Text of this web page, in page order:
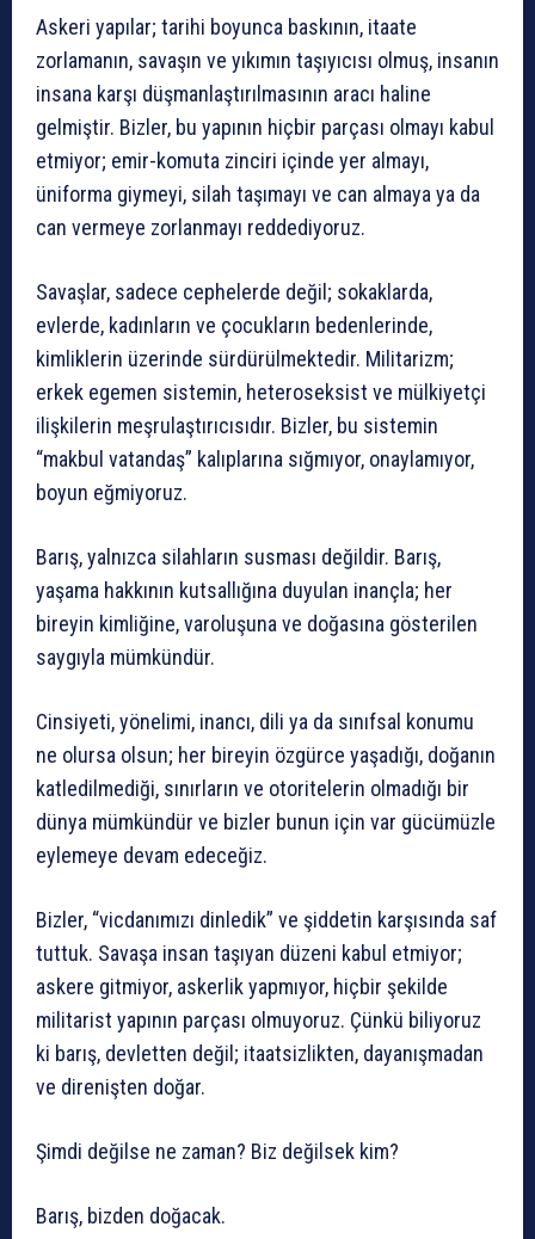
Askeri yapılar; tarihi boyunca baskının, itaate
zorlamanın, savaşın ve yıkımın taşıyıcısı olmuş, insanın
insana karşı düşmanlaştırılmasının aracı haline
gelmiştir. Bizler, bu yapının hiçbir parçası olmayı kabul
etmiyor; emir-komuta zinciri içinde yer almayı,
üniforma giymeyi, silah taşımayı ve can almaya ya da
can vermeye zorlanmayı reddediyoruz.
Savaşlar, sadece cephelerde değil; sokaklarda,
evlerde, kadınların ve çocukların bedenlerinde,
kimliklerin üzerinde sürdürülmektedir. Militarizm;
erkek egemen sistemin, heteroseksist ve mülkiyetçi
ilişkilerin meşrulaştırıcısıdır. Bizler, bu sistemin
“makbul vatandaş” kalıplarına sığmıyor, onaylamıyor,
boyun eğmiyoruz.
Barış, yalnızca silahların susması değildir. Barış,
yaşama hakkının kutsallığına duyulan inançla; her
bireyin kimliğine, varoluşuna ve doğasına gösterilen
saygıyla mümkündür.
Cinsiyeti, yönelimi, inancı, dili ya da sınıfsal konumu
ne olursa olsun; her bireyin özgürce yaşadığı, doğanın
katledilmediği, sınırların ve otoritelerin olmadığı bir
dünya mümkündür ve bizler bunun için var gücümüzle
eylemeye devam edeceğiz.
Bizler, “vicdanımızı dinledik” ve şiddetin karşısında saf
tuttuk. Savaşa insan taşıyan düzeni kabul etmiyor;
askere gitmiyor, askerlik yapmıyor, hiçbir şekilde
militarist yapının parçası olmuyoruz. Çünkü biliyoruz
ki barış, devletten değil; itaatsizlikten, dayanışmadan
ve direnişten doğar.
Şimdi değilse ne zaman? Biz değilsek kim?
Barış, bizden doğacak.